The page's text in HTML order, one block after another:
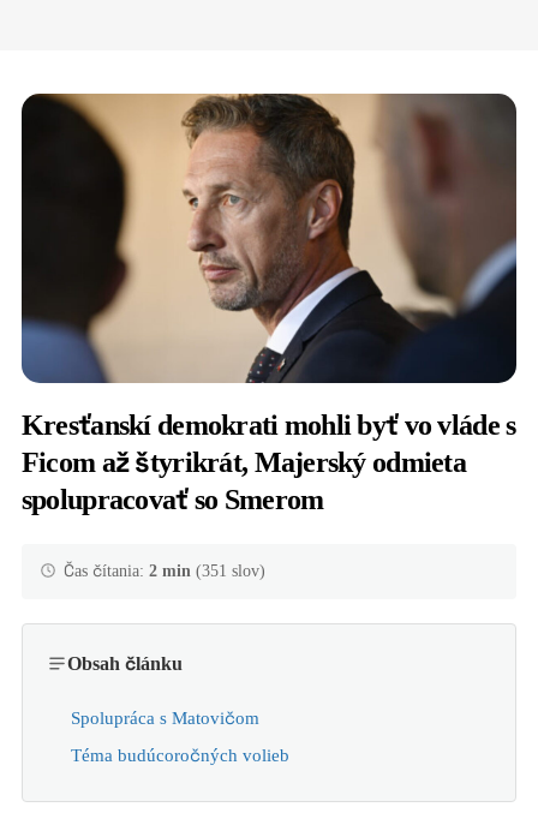
Kresťanskí demokrati mohli byť vo vláde s
Ficom až štyrikrát, Majerský odmieta
spolupracovať so Smerom
Čas čítania: 2 min (351 slov)
Obsah článku
Spolupráca s Matovičom
Téma budúcoročných volieb